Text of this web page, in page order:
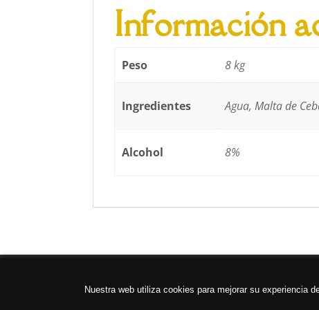
Información
Peso 8 kg
Ingredientes Agua, Malta de
Alcohol 8%
Nuestra web utiliza cookies para mejorar su experiencia